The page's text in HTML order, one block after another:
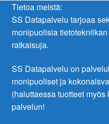
Tietoa meistä:
SS Datapalvelu tarjoaa
monipuolisia
ratkaisuja.
SS Datapalvelu on
monipuoliset ja
(haluttaessa tuotteet
palvelun!